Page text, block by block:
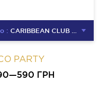
: CARIBBEAN CLUB DISCO PARTY
PARTY
ГРН